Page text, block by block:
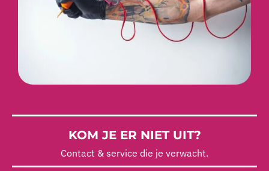
KOM JE ER NIET UIT?
Contact & service die je verwacht.